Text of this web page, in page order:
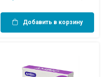
Добавить в корзину